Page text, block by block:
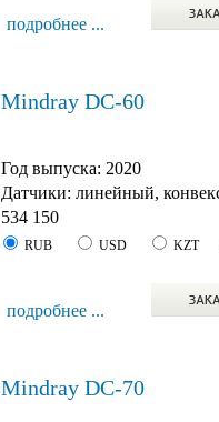
подробнее ...
Mindray DC-60
Год выпуска: 2020
Датчики: линейный,
534 150
RUB USD KZT
подробнее ...
Mindray DC-70